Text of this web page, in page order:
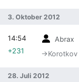
3. Oktober 2012
Abrax
→‎Korotkov
14:54
+231
28. Juli 2012